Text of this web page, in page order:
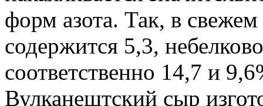
форм азота. Так, в
содержится 5,3,
соответственно 14,7 и
Вулканештский сыр